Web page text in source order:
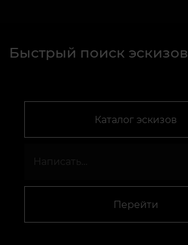
Быстрый поиск эскизов
Каталог эскизов
Перейти